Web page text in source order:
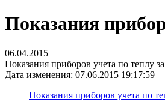
Показания
06.04.2015
Показания приборов учета по теплу
Дата изменения: 07.06.2015 19:17:59
Показания приборов учета по